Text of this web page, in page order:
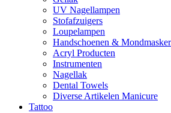
UV Nagellampen
Stofafzuigers
Loupelampen
Handschoenen &
Acryl Producten
Instrumenten
Nagellak
Dental Towels
Diverse Artikelen Manicure
Tattoo